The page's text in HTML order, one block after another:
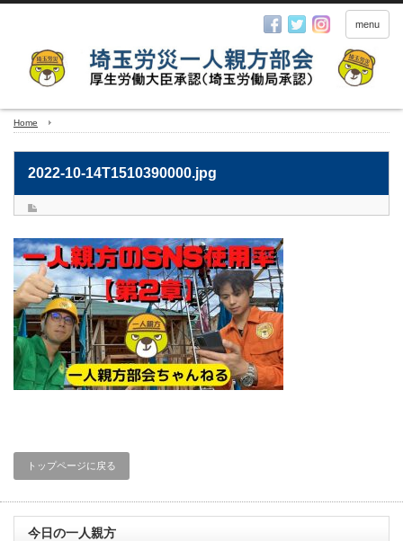
menu
Home
2022-10-14T1510390000.jpg
トップページに戻る
今日の一人親方